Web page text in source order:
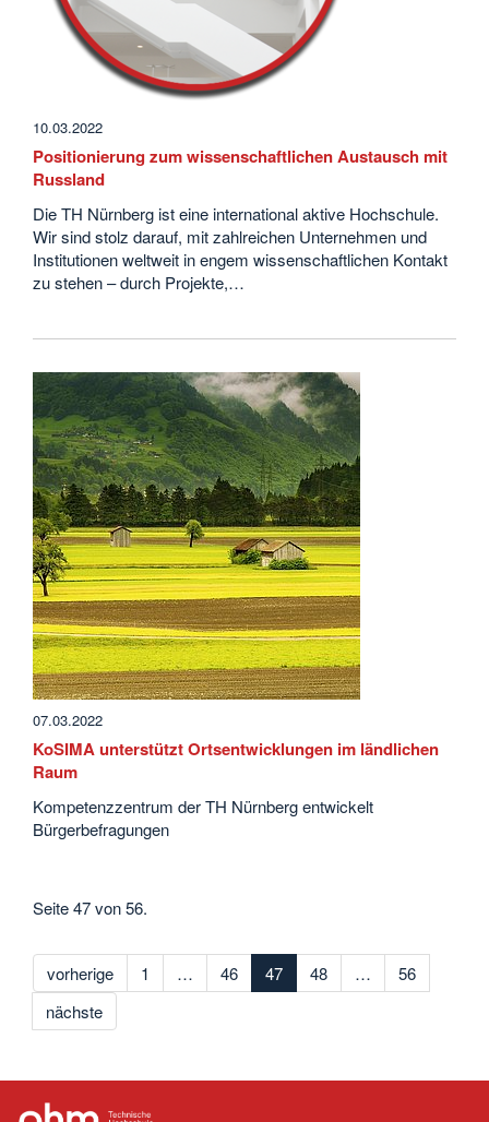
10.03.2022
Positionierung zum wissenschaftlichen Austausch mit
Russland
Die TH Nürnberg ist eine international aktive Hochschule.
Wir sind stolz darauf, mit zahlreichen Unternehmen und
Institutionen weltweit in engem wissenschaftlichen Kontakt
zu stehen – durch Projekte,…
07.03.2022
KoSIMA unterstützt Ortsentwicklungen im ländlichen
Raum
Kompetenzzentrum der TH Nürnberg entwickelt
Bürgerbefragungen
Seite 47 von 56.
vorherige 1 … 46 47 48 …
56
nächste